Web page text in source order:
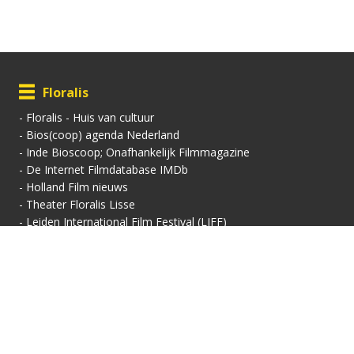
Floralis
- Floralis - Huis van cultuur
- Bios(coop) agenda Nederland
- Inde Bioscoop; Onafhankelijk Filmmagazine
- De Internet Filmdatabase IMDb
- Holland Film nieuws
- Theater Floralis Lisse
- Leiden International Film Festival (LIFF)